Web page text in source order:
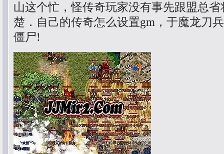
山这个忙，怪传奇玩家没有事先跟盟总
楚．自己的传奇怎么设置gm，于魔龙刀
僵尸!